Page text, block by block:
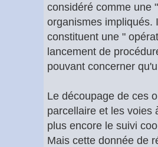
considéré comme une
organismes impliqués.
constituent une "
lancement de
pouvant concerner
Le découpage de ces
parcellaire et les voies
plus encore le suivi
Mais cette donnée de